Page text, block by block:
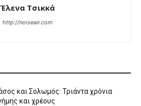
Έλενα Τσικκά
http://noiseair.com
και Σολωμός: Τριάντα χρόνια
και χρέους